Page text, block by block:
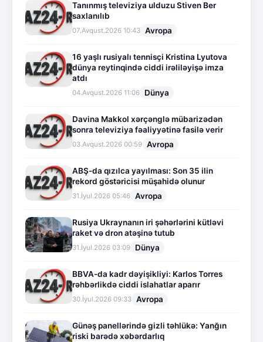
Tanınmış televiziya ulduzu Stiven Ber
saxlanılıb
07.Avqust.2026 10:43 Avropa
16 yaşlı rusiyalı tennisçi Kristina Lyutova
dünya reytinqində ciddi irəliləyişə imza
atdı
04.Avqust.2026 11:06 Dünya
Davina Makkol xərçənglə mübarizədən
sonra televiziya fəaliyyətinə fasilə verir
03.Avqust.2026 00:59 Avropa
ABŞ-da qızılca yayılması: Son 35 ilin
rekord göstəricisi müşahidə olunur
31.İyul.2026 05:46 Avropa
Rusiya Ukraynanın iri şəhərlərini kütləvi
raket və dron atəşinə tutub
31.İyul.2026 03:09 Dünya
BBVA-da kadr dəyişikliyi: Karlos Torres
rəhbərlikdə ciddi islahatlar aparır
30.İyul.2026 09:33 Avropa
Günəş panellərində gizli təhlükə: Yanğın
riski barədə xəbərdarlıq